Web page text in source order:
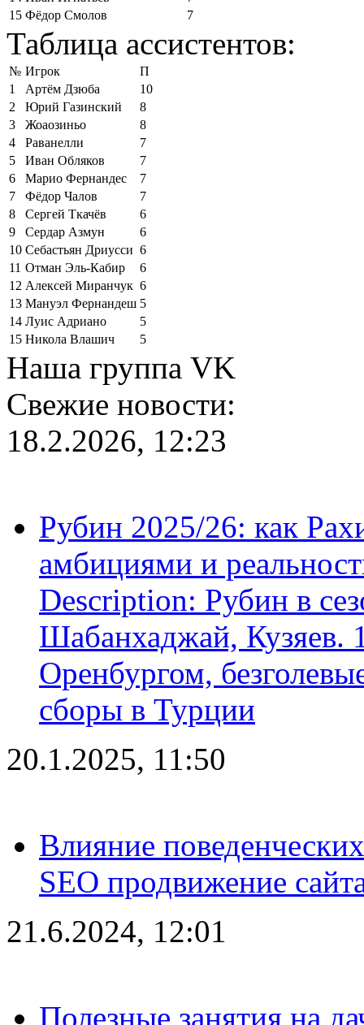
15 Фёдор Смолов 7
Таблица ассистентов:
№ Игрок
П
1
Артём Дзюба
10
2
Юрий Газинский
8
3
Жоаозиньо
8
4
Раванелли
7
5
Иван Обляков
7
6
Марио Фернандес
7
7
Фёдор Чалов
7
8
Сергей Ткачёв
6
9
Сердар Азмун
6
10 Себастьян Дриусси 6
11 Отман Эль-Кабир
6
12 Алексей Миранчук 6
13 Мануэл Фернандеш 5
14 Луис Адриано
5
15 Никола Влашич 5
Наша группа VK
Свежие новости:
18.2.2026, 12:23
Рубин 2025/26: как
амбициями и
Description: Рубин в
Шабанхаджай, Кузяев.
Оренбургом,
сборы в Турции
20.1.2025, 11:50
Влияние
SEO продвижение
21.6.2024, 12:01
Полезные занятия на